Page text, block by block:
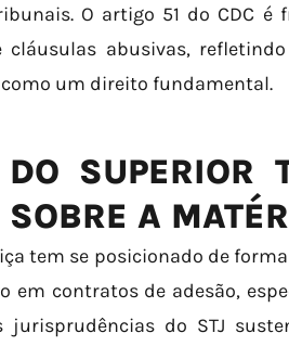
O artigo 51 do CDC é
abusivas,
um direito fundamental.
SUPERIOR
A
tem se posicionado de
em contratos de adesão,
jurisprudências do STJ